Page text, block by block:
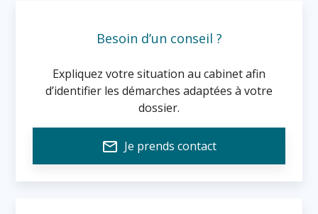
Besoin d’un conseil ?
Expliquez votre situation au cabinet afin
d’identifier les démarches adaptées à votre
dossier.
mail_outline Je prends contact